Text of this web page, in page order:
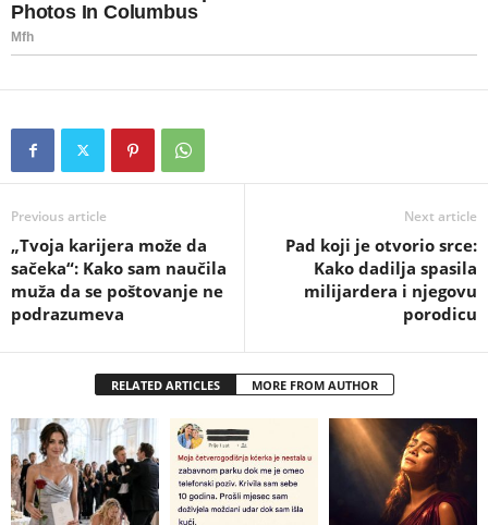
Previous article
„Tvoja karijera može da
sačeka“: Kako sam naučila
muža da se poštovanje ne
podrazumeva
Next article
Pad koji je otvorio srce:
Kako dadilja spasila
milijardera i njegovu
porodicu
RELATED ARTICLES MORE FROM AUTHOR